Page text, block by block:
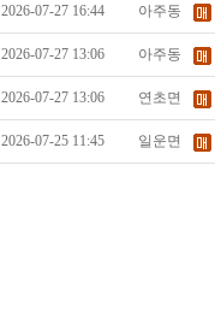
2026-07-27 16:44 아주동
2026-07-27 13:06 아주동
2026-07-27 13:06 연초면
2026-07-25 11:45 일운면